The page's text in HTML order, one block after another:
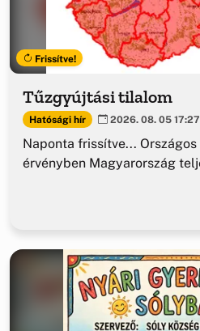
Frissítve!
Tűzgyújtási tilalom
Hatósági hír 2026. 08. 05 17:27
Naponta frissítve...
érvényben Magyarország